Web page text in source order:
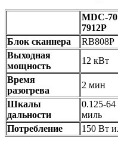
MDC-
7912P
Блок сканнера
RB808P
Выходная
мощность
12 кВт
Время
разогрева
2 мин
Шкалы
дальности
0.125-
миль
Потребление
150 Вт